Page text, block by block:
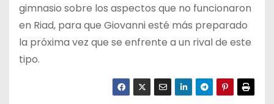
gimnasio sobre los aspectos que no funcionaron
en Riad, para que Giovanni esté más preparado
la próxima vez que se enfrente a un rival de este
tipo.